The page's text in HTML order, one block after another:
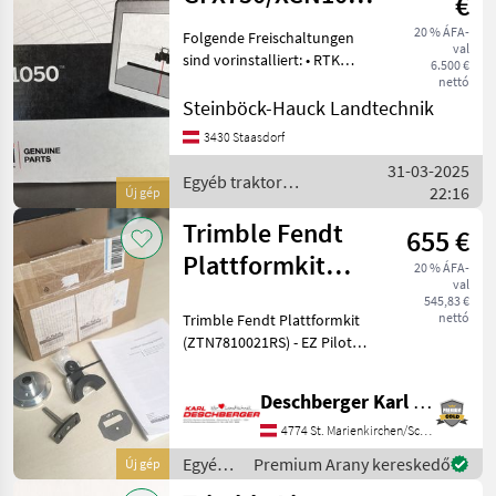
Új gép
mit NAV900 RTK
20 % ÁFA-
val
6.500 €
nettó
Folgende Freischaltungen
sind vorinstalliert: • RTK
Autopilot Freischaltung
VRS Client Freischaltung
Steinböck-Hauck Landtechnik
3430 Staasdorf
Egyéb traktor
tartozékok / Trimble
31-03-2025
22:16
Új gép
Trimble Fendt
Plattformkit
655 €
20 % ÁFA-
val
545,83 €
nettó
Trimble Fendt Plattformkit
(ZTN7810021RS) - EZ Pilot
210, 211, 411, 412, 413, 414,
415, 712, 714, 716, 718 , 81
Deschberger Karl Landtechnik GesmbH & Co KG
4774 St. Marienkirchen/Schärding
Egyéb
traktor
Premium Arany kereskedő